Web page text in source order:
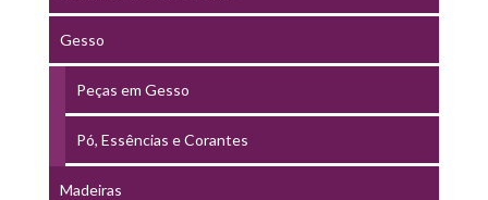
Gesso
Peças em Gesso
Pó, Essências e Corantes
Madeiras